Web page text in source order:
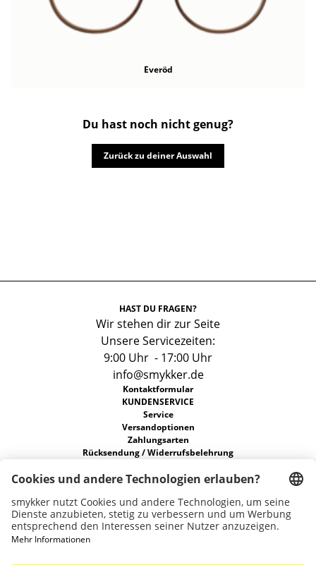
Everöd
Du hast noch nicht genug?
Zurück zu deiner Auswahl
HAST DU FRAGEN?
Wir stehen dir zur Seite
Unsere Servicezeiten:
9:00 Uhr - 17:00 Uhr
info@smykker.de
Kontaktformular
KUNDENSERVICE
Service
Versandoptionen
Zahlungsarten
Rücksendung / Widerrufsbelehrung
Allgemeine Geschäftsbedingungen
ÜBER UNS
Unsere Stores
Nachhaltigkeit